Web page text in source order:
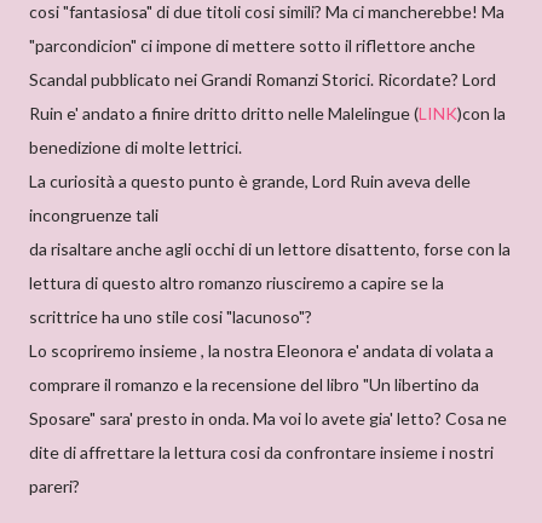
cosi "fantasiosa" di due titoli cosi simili? Ma ci mancherebbe! Ma
"parcondicion" ci impone di mettere sotto il riflettore anche
Scandal pubblicato nei Grandi Romanzi Storici. Ricordate? Lord
Ruin e' andato a finire dritto dritto nelle Malelingue (LINK)con la
benedizione di molte lettrici.
La curiosità a questo punto è grande, Lord Ruin aveva delle
incongruenze tali
da risaltare anche agli occhi di un lettore disattento, forse con la
lettura di questo altro romanzo riusciremo a capire se la
scrittrice ha uno stile cosi "lacunoso"?
Lo scopriremo insieme , la nostra Eleonora e' andata di volata a
comprare il romanzo e la recensione del libro "Un libertino da
Sposare" sara' presto in onda. Ma voi lo avete gia' letto? Cosa ne
dite di affrettare la lettura cosi da confrontare insieme i nostri
pareri?